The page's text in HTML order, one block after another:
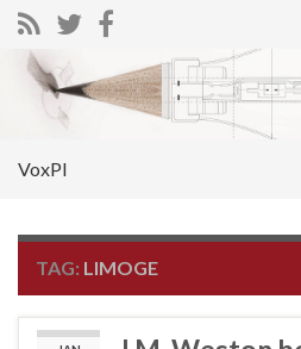
Search for:
VoxPI
TAG: LIMOGE